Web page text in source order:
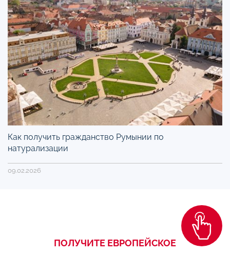
Как получить гражданство Румынии по
натурализации
09.02.2026
ПОЛУЧИТЕ ЕВРОПЕЙСКОЕ